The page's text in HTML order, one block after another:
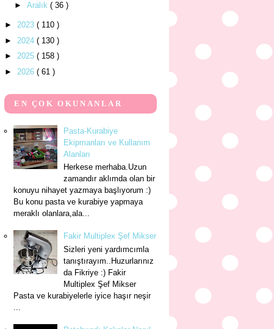
► Aralık ( 36 )
► 2023 ( 110 )
► 2024 ( 130 )
► 2025 ( 158 )
► 2026 ( 61 )
EN ÇOK OKUNANLAR
Pasta-Kurabiye
Ekipmanları ve Kullanım
Alanları
Herkese merhaba.Uzun
zamandır aklımda olan bir
konuyu nihayet yazmaya başlıyorum :)
Bu konu pasta ve kurabiye yapmaya
meraklı olanlara,ala...
Fakir Multiplex Şef Mikser
Sizleri yeni yardımcımla
tanıştırayım..Huzurlarınız
da Fikriye :) Fakir
Multiplex Şef Mikser
Pasta ve kurabiyelerle iyice haşır neşir